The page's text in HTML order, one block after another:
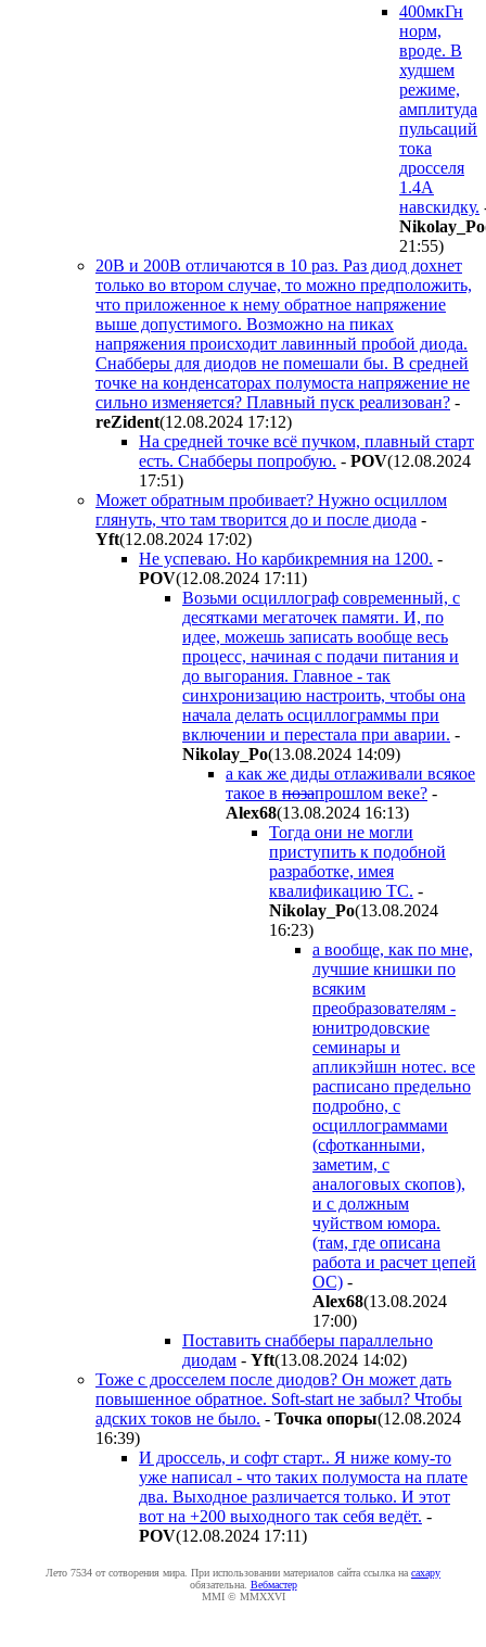
400мкГн
норм,
вроде. В
худшем
режиме,
амплитуда
пульсаций
тока
дросселя
1.4А
навскидку.
Nikolay_Po
21:55)
20В и 200В отличаются в 10 раз. Раз диод дохнет
только во втором случае, то можно предположить,
что приложенное к нему обратное напряжение
выше допустимого. Возможно на пиках
напряжения происходит лавинный пробой диода.
Снабберы для диодов не помешали бы. В средней
точке на конденсаторах полумоста напряжение не
сильно изменяется? Плавный пуск реализован? -
reZident(12.08.2024 17:12)
На средней точке всё пучком, плавный старт
есть. Снабберы попробую. - POV(12.08.2024
17:51)
Может обратным пробивает? Нужно осциллом
глянуть, что там творится до и после диода -
Yft(12.08.2024 17:02)
Не успеваю. Но карбикремния на 1200. -
POV(12.08.2024 17:11)
Возьми осциллограф современный, с
десятками мегаточек памяти. И, по
идее, можешь записать вообще весь
процесс, начиная с подачи питания и
до выгорания. Главное - так
синхронизацию настроить, чтобы она
начала делать осциллограммы при
включении и перестала при аварии. -
Nikolay_Po(13.08.2024 14:09)
а как же диды отлаживали всякое
такое в позапрошлом веке? -
Alex68(13.08.2024 16:13)
Тогда они не могли
приступить к подобной
разработке, имея
квалификацию ТС. -
Nikolay_Po(13.08.2024
16:23)
а вообще, как по мне,
лучшие книшки по
всяким
преобразователям -
юнитродовские
семинары и
апликэйшн нотес. все
расписано предельно
подробно, с
осциллограммами
(сфотканными,
заметим, с
аналоговых скопов),
и с должным
чуйством юмора.
(там, где описана
работа и расчет цепей
ОС) -
Alex68(13.08.2024
17:00)
Поставить снабберы параллельно
диодам - Yft(13.08.2024 14:02)
Тоже с дросселем после диодов? Он может дать
повышенное обратное. Soft-start не забыл? Чтобы
адских токов не было. - Toчкa oпopы(12.08.2024
16:39)
И дроссель, и софт старт.. Я ниже кому-то
уже написал - что таких полумоста на плате
два. Выходное различается только. И этот
вот на +200 выходного так себя ведёт. -
POV(12.08.2024 17:11)
Лето 7534 от сотворения мира. При использовании материалов сайта ссылка на caxapу
обязательна. Вебмастер
MMI © MMXXVI